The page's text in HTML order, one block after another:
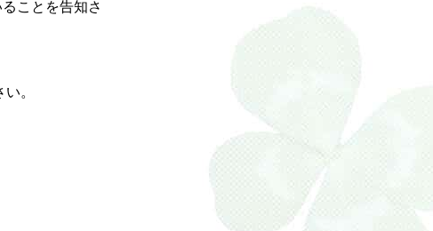
ことを告知さ
。